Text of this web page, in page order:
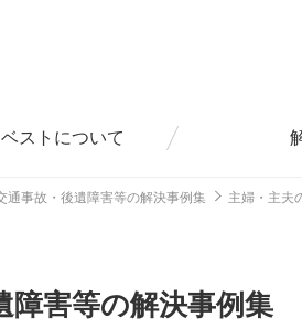
ストについて
通事故・後遺障害等の解決事例集 主婦・主夫
障害等の解決事例集